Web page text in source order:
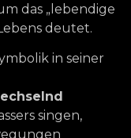
das „lebendige
deutet.
in seiner
singen,